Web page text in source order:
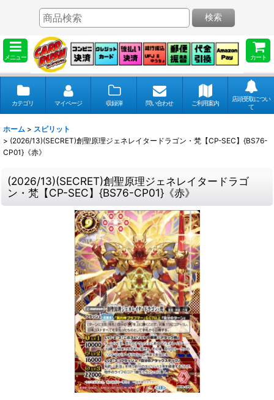
メニュー カート
検索
カテゴリ マイページ 収録弾 問い合わせ ご利用案内
店頭受取につい
て
ホーム > スピリット
> (2026/13)(SECRET)創聖原理ジェネレイタードラゴン・梵【CP-SEC】{BS76-
CP01}《赤》
(2026/13)(SECRET)創聖原理ジェネレイタードラゴ
ン・梵【CP-SEC】{BS76-CP01}《赤》